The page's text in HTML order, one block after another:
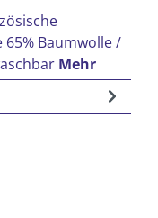
Baumwolle /
Mehr